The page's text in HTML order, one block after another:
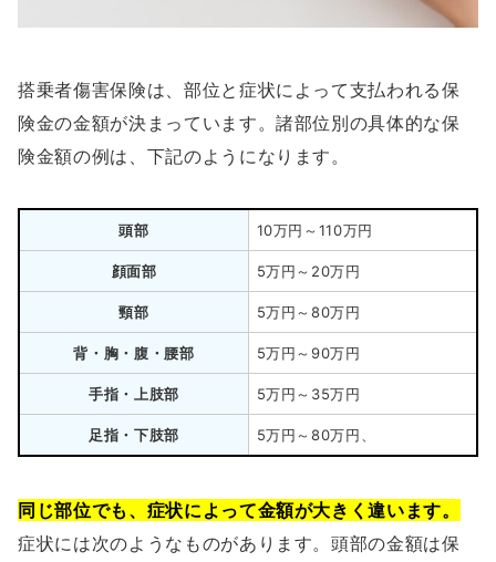
搭乗者傷害保険は、部位と症状によって支払われる保
険金の金額が決まっています。諸部位別の具体的な保
険金額の例は、下記のようになります。
頭部 10万円～110万円
顔面部 5万円～20万円
頸部 5万円～80万円
背・胸・腹・腰部 5万円～90万円
手指・上肢部 5万円～35万円
足指・下肢部 5万円～80万円、
同じ部位でも、症状によって金額が大きく違います。
症状には次のようなものがあります。頭部の金額は保